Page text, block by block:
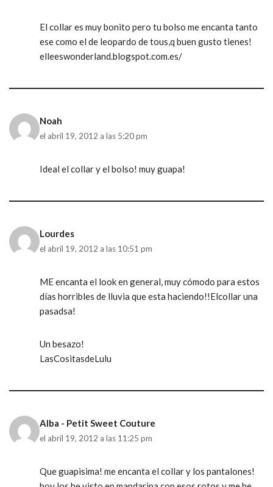
El collar es muy bonito pero tu bolso me encanta tanto
ese como el de leopardo de tous,q buen gusto tienes!
elleeswonderland.blogspot.com.es/
Noah
el abril 19, 2012 a las 5:20 pm
Ideal el collar y el bolso! muy guapa!
Lourdes
el abril 19, 2012 a las 10:51 pm
ME encanta el look en general, muy cómodo para estos
días horribles de lluvia que esta haciendo!!Elcollar una
pasadsa!
Un besazo!
LasCositasdeLulu
Alba - Petit Sweet Couture
el abril 19, 2012 a las 11:25 pm
Que guapisima! me encanta el collar y los pantalones!